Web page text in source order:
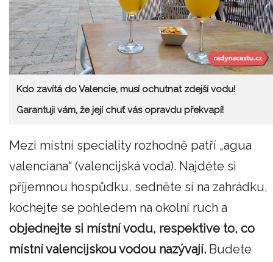
Kdo zavítá do Valencie, musí ochutnat zdejší vodu!
Garantuji vám, že její chuť vás opravdu překvapí!
Mezi místní speciality rozhodně patří „agua
valenciana“ (valencijská voda). Najděte si
příjemnou hospůdku, sedněte si na zahrádku,
kochejte se pohledem na okolní ruch a
objednejte si místní vodu, respektive to, co
místní valencijskou vodou nazývají. Budete